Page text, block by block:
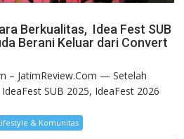
Berkualitas, Idea Fest SUB
Berani Keluar dari Convert
– JatimReview.Com — Setelah
SUB 2025, IdeaFest 2026
& Komunitas